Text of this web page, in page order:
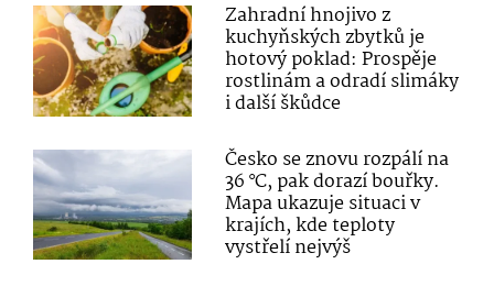
Zahradní hnojivo z
kuchyňských zbytků je
hotový poklad: Prospěje
rostlinám a odradí slimáky
i další škůdce
Česko se znovu rozpálí na
36 °C, pak dorazí bouřky.
Mapa ukazuje situaci v
krajích, kde teploty
vystřelí nejvýš